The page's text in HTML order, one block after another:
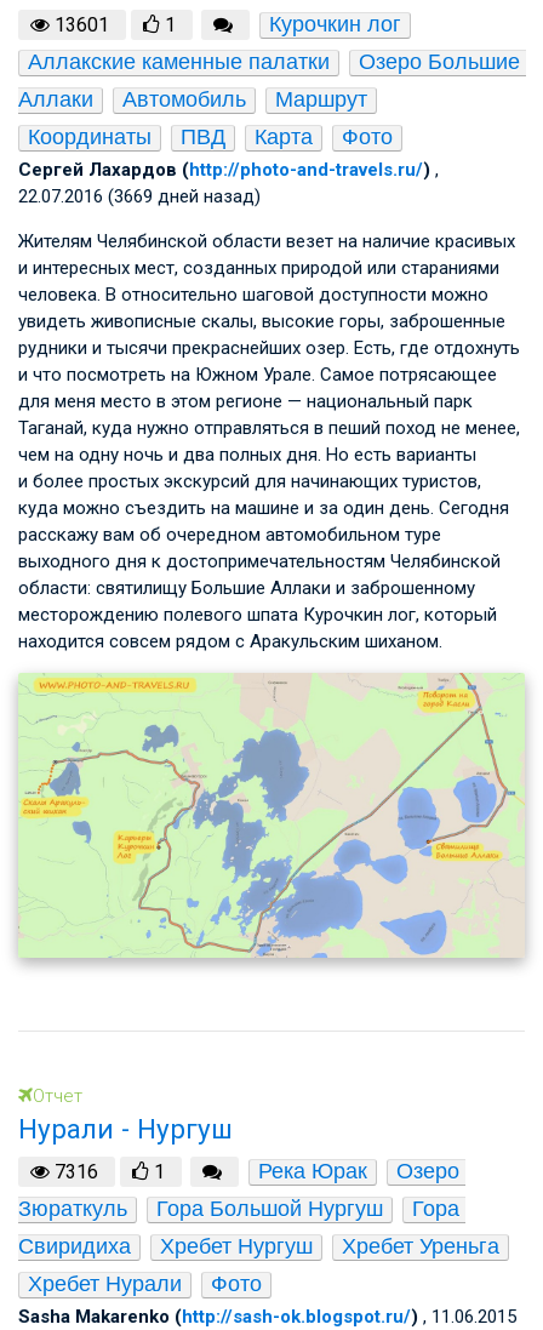
13601 1
Курочкин лог
Аллакские каменные палатки
Озеро Большие
Аллаки
Автомобиль
Маршрут
Координаты
ПВД Карта Фото
Сергей Лахардов (http://photo-and-travels.ru/) ,
22.07.2016 (3669 дней назад)
Жителям Челябинской области везет на наличие красивых
и интересных мест, созданных природой или стараниями
человека. В относительно шаговой доступности можно
увидеть живописные скалы, высокие горы, заброшенные
рудники и тысячи прекраснейших озер. Есть, где отдохнуть
и что посмотреть на Южном Урале. Самое потрясающее
для меня место в этом регионе — национальный парк
Таганай, куда нужно отправляться в пеший поход не менее,
чем на одну ночь и два полных дня. Но есть варианты
и более простых экскурсий для начинающих туристов,
куда можно съездить на машине и за один день. Сегодня
расскажу вам об очередном автомобильном туре
выходного дня к достопримечательностям Челябинской
области: святилищу Большие Аллаки и заброшенному
месторождению полевого шпата Курочкин лог, который
находится совсем рядом с Аракульским шиханом.
Отчет
Нурали - Нургуш
7316 1 Река Юрак
Озеро
Зюраткуль
Гора Большой Нургуш
Гора
Свиридиха
Хребет Нургуш
Хребет Уреньга
Хребет Нурали
Фото
Sasha Makarenko (http://sash-ok.blogspot.ru/) , 11.06.2015